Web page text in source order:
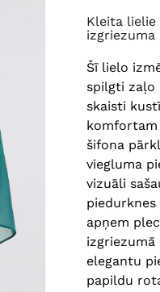
Kleita lielie izmēri ar šifona kardiganu un kakla
Šī lielo
spilgti zaļo
skaisti
komfortam
šifona
viegluma
vizuāli
apņem
izgriezumā
elegantu
papildu